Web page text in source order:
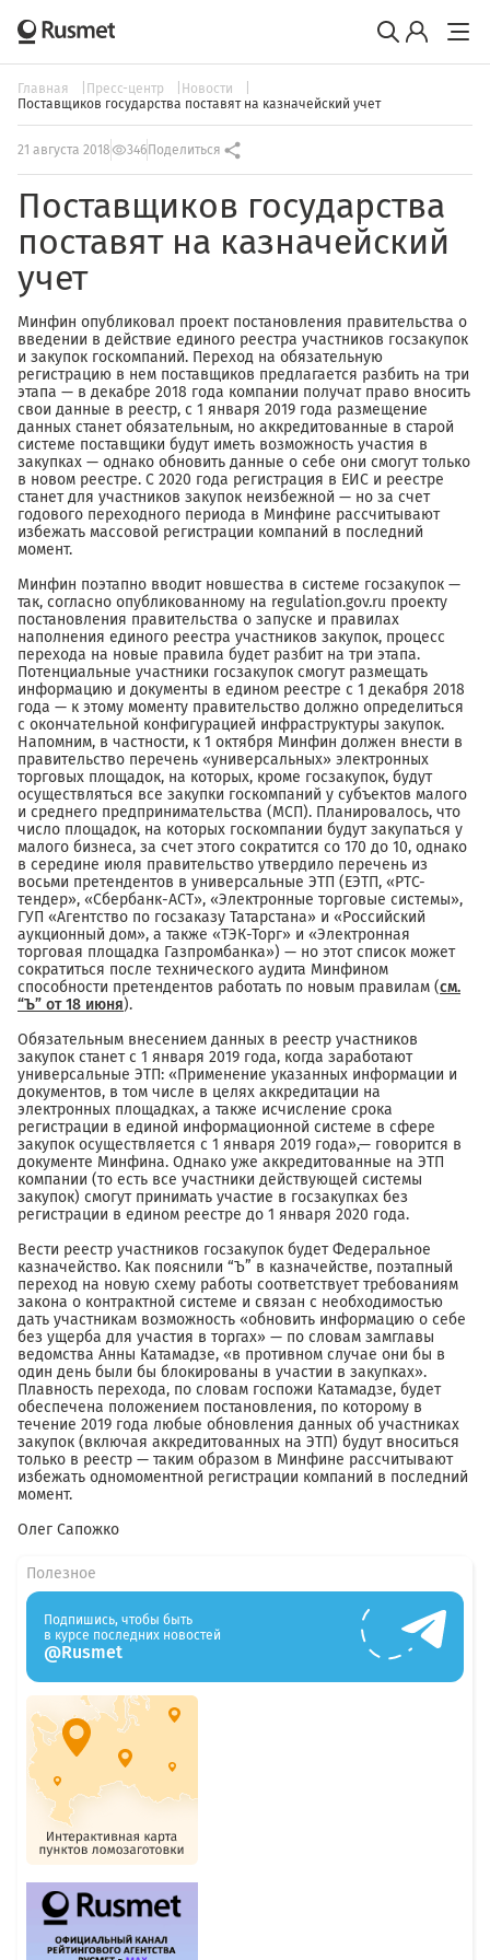
Главная Пресс-центр
Новости
Поставщиков государства поставят на казначейский учет
21 августа 2018 346 Поделиться
Поставщиков государства
поставят на казначейский
учет
Минфин опубликовал проект постановления правительства о
введении в действие единого реестра участников госзакупок
и закупок госкомпаний. Переход на обязательную
регистрацию в нем поставщиков предлагается разбить на три
этапа — в декабре 2018 года компании получат право вносить
свои данные в реестр, с 1 января 2019 года размещение
данных станет обязательным, но аккредитованные в старой
системе поставщики будут иметь возможность участия в
закупках — однако обновить данные о себе они смогут только
в новом реестре. С 2020 года регистрация в ЕИС и реестре
станет для участников закупок неизбежной — но за счет
годового переходного периода в Минфине рассчитывают
избежать массовой регистрации компаний в последний
момент.
Минфин поэтапно вводит новшества в системе госзакупок —
так, согласно опубликованному на regulation.gov.ru проекту
постановления правительства о запуске и правилах
наполнения единого реестра участников закупок, процесс
перехода на новые правила будет разбит на три этапа.
Потенциальные участники госзакупок смогут размещать
информацию и документы в едином реестре с 1 декабря 2018
года — к этому моменту правительство должно определиться
с окончательной конфигурацией инфраструктуры закупок.
Напомним, в частности, к 1 октября Минфин должен внести в
правительство перечень «универсальных» электронных
торговых площадок, на которых, кроме госзакупок, будут
осуществляться все закупки госкомпаний у субъектов малого
и среднего предпринимательства (МСП). Планировалось, что
число площадок, на которых госкомпании будут закупаться у
малого бизнеса, за счет этого сократится со 170 до 10, однако
в середине июля правительство утвердило перечень из
восьми претендентов в универсальные ЭТП (ЕЭТП, «РТС-
тендер», «Сбербанк-АСТ», «Электронные торговые системы»,
ГУП «Агентство по госзаказу Татарстана» и «Российский
аукционный дом», а также «ТЭК-Торг» и «Электронная
торговая площадка Газпромбанка») — но этот список может
сократиться после технического аудита Минфином
способности претендентов работать по новым правилам (см.
“Ъ” от 18 июня).
Обязательным внесением данных в реестр участников
закупок станет с 1 января 2019 года, когда заработают
универсальные ЭТП: «Применение указанных информации и
документов, в том числе в целях аккредитации на
электронных площадках, а также исчисление срока
регистрации в единой информационной системе в сфере
закупок осуществляется с 1 января 2019 года»,— говорится в
документе Минфина. Однако уже аккредитованные на ЭТП
компании (то есть все участники действующей системы
закупок) смогут принимать участие в госзакупках без
регистрации в едином реестре до 1 января 2020 года.
Вести реестр участников госзакупок будет Федеральное
казначейство. Как пояснили “Ъ” в казначействе, поэтапный
переход на новую схему работы соответствует требованиям
закона о контрактной системе и связан с необходимостью
дать участникам возможность «обновить информацию о себе
без ущерба для участия в торгах» — по словам замглавы
ведомства Анны Катамадзе, «в противном случае они бы в
один день были бы блокированы в участии в закупках».
Плавность перехода, по словам госпожи Катамадзе, будет
обеспечена положением постановления, по которому в
течение 2019 года любые обновления данных об участниках
закупок (включая аккредитованных на ЭТП) будут вноситься
только в реестр — таким образом в Минфине рассчитывают
избежать одномоментной регистрации компаний в последний
момент.
Олег Сапожко
Полезное
Подпишись, чтобы быть
в курсе последних новостей
@Rusmet